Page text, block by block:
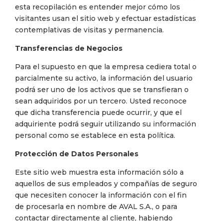
esta recopilación es entender mejor cómo los
visitantes usan el sitio web y efectuar estadísticas
contemplativas de visitas y permanencia.
Transferencias de Negocios
Para el supuesto en que la empresa cediera total o
parcialmente su activo, la información del usuario
podrá ser uno de los activos que se transfieran o
sean adquiridos por un tercero. Usted reconoce
que dicha transferencia puede ocurrir, y que el
adquiriente podrá seguir utilizando su información
personal como se establece en esta política.
Protección de Datos Personales
Este sitio web muestra esta información sólo a
aquellos de sus empleados y compañías de seguro
que necesiten conocer la información con el fin
de procesarla en nombre de AVAL S.A., o para
contactar directamente al cliente, habiendo